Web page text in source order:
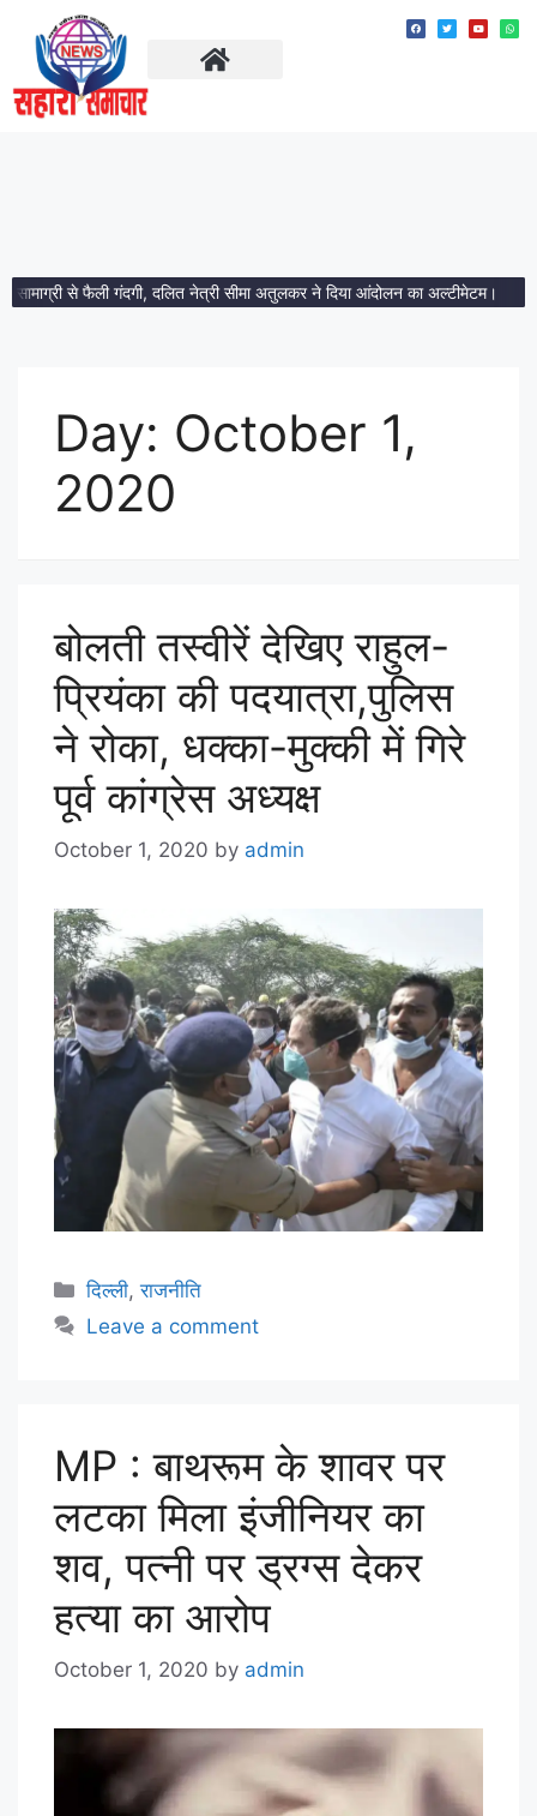
से फैली गंदगी, दलित नेत्री सीमा अतुलकर ने दिया आंदोलन का अल्टीमेटम। आमला में
Day: October 1,
2020
बोलती तस्वीरें देखिए राहुल-
प्रियंका की पदयात्रा,पुलिस
ने रोका, धक्का-मुक्की में गिरे
पूर्व कांग्रेस अध्यक्ष
October 1, 2020 by admin
दिल्ली,राजनीति
Leave a comment
MP : बाथरूम के शावर पर
लटका मिला इंजीनियर का
शव, पत्नी पर ड्रग्स देकर
हत्या का आरोप
October 1, 2020 by admin